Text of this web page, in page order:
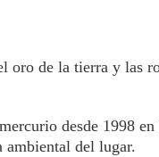
oro de la tierra y las
desde 1998
ambiental del lugar.